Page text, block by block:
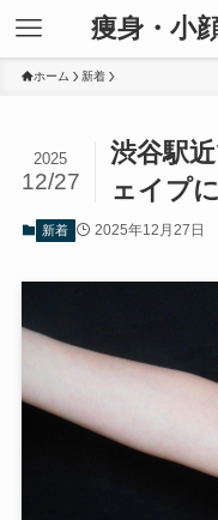
痩身・小
ホーム 新着
渋谷駅
ェイプ
2025
12/27
新着 2025年12月27日